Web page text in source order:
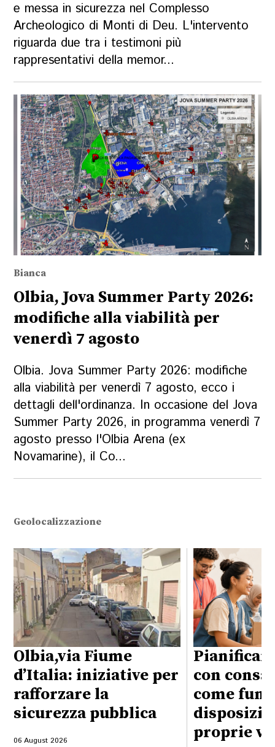
e messa in sicurezza nel Complesso
Archeologico di Monti di Deu. L'intervento
riguarda due tra i testimoni più
rappresentativi della memor...
Bianca
Olbia, Jova Summer Party 2026:
modifiche alla viabilità per
venerdì 7 agosto
Olbia. Jova Summer Party 2026: modifiche
alla viabilità per venerdì 7 agosto, ecco i
dettagli dell'ordinanza. In occasione del Jova
Summer Party 2026, in programma venerdì 7
agosto presso l'Olbia Arena (ex
Novamarine), il Co...
Geolocalizzazione
Olbia,via Fiume
d’Italia: iniziative per
rafforzare la
sicurezza pubblica
06 August 2026
con
come
proprie